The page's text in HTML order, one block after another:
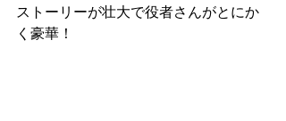
ストーリーが壮大で役者さんがとにか
く豪華！